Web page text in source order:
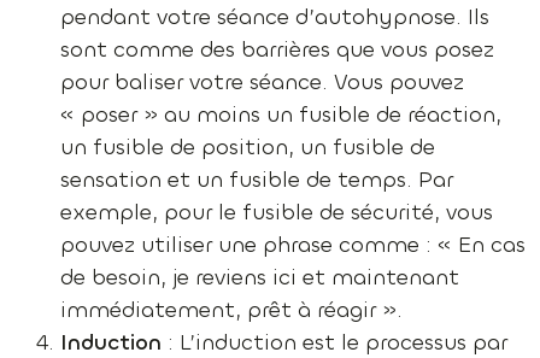
pendant votre séance d’autohypnose. Ils
sont comme des barrières que vous posez
pour baliser votre séance. Vous pouvez
« poser » au moins un fusible de réaction,
un fusible de position, un fusible de
sensation et un fusible de temps. Par
exemple, pour le fusible de sécurité, vous
pouvez utiliser une phrase comme : « En cas
de besoin, je reviens ici et maintenant
immédiatement, prêt à réagir ».
Induction : L’induction est le processus par